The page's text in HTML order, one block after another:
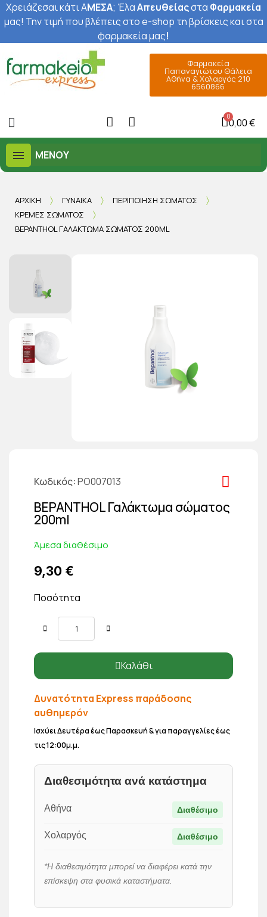
Χρειάζεσαι κάτι ΑΜΕΣΑ; ΈλαΑπευθείαςστα Φαρμακεία
μας! Την τιμή που βλέπεις στο e-shop τη βρίσκεις και στα
φαρμακεία μας!
Φαρμακεία
Παπαναγιώτου Θάλεια
Αθήνα & Χολαργός 210
6560866
0,00 €
ΜΕΝΟΎ
ΑΡΧΙΚΉ ΓΥΝΑΊΚΑ
ΠΕΡΙΠΟΊΗΣΗ ΣΏΜΑΤΟΣ
ΚΡΈΜΕΣ ΣΏΜΑΤΟΣ
BEPANTHOL ΓΑΛΆΚΤΩΜΑ ΣΏΜΑΤΟΣ 200ML
Κωδικός PO007013
BEPANTHOL Γαλάκτωμα σώματος
200ml
Άμεσα διαθέσιμο
9,30 €
Ποσότητα
Καλάθι
Δυνατότητα Express παράδοσης
αυθημερόν
Ισχύει Δευτέρα έως Παρασκευή & για παραγγελίες έως
τις 12:00μ.μ.
Διαθεσιμότητα ανά κατάστημα
Αθήνα Διαθέσιμο
Χολαργός Διαθέσιμο
*Η διαθεσιμότητα μπορεί να διαφέρει κατά την
επίσκεψη στα φυσικά καταστήματα.